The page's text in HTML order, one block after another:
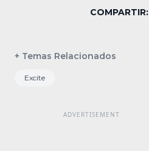
COMPARTIR:
+ Temas Relacionados
Excite